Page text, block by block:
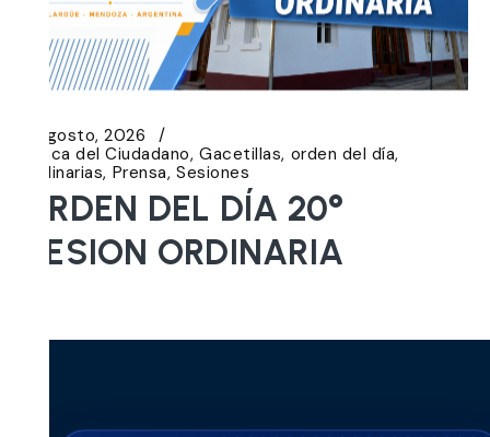
5 agosto, 2026
Banca del Ciudadano Gacetillas orden del día
Ordinarias Prensa Sesiones
ORDEN DEL DÍA 20°
SESION ORDINARIA